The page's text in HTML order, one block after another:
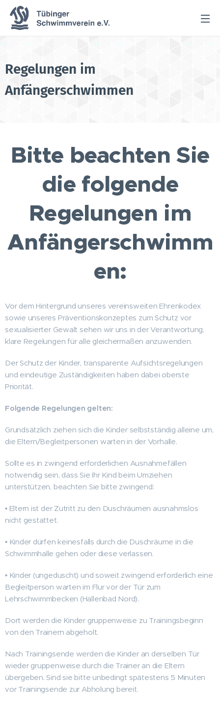
Regelungen im
Anfängerschwimmen
Bitte beachten Sie
die folgende
Regelungen im
Anfängerschwimm
en:
Vor dem Hintergrund unseres vereinsweiten Ehrenkodex
sowie unseres Präventionskonzeptes zum Schutz vor
sexualisierter Gewalt sehen wir uns in der Verantwortung,
klare Regelungen für alle gleichermaßen anzuwenden.
Der Schutz der Kinder, transparente Aufsichtsregelungen
und eindeutige Zuständigkeiten haben dabei oberste
Priorität.
Folgende Regelungen gelten:
Grundsätzlich ziehen sich die Kinder selbstständig alleine um,
die Eltern/Begleitpersonen warten in der Vorhalle.
Sollte es in zwingend erforderlichen Ausnahmefällen
notwendig sein, dass Sie Ihr Kind beim Umziehen
unterstützen, beachten Sie bitte zwingend:
• Eltern ist der Zutritt zu den Duschräumen ausnahmslos
nicht gestattet.
• Kinder dürfen keinesfalls durch die Duschräume in die
Schwimmhalle gehen oder diese verlassen.
• Kinder (ungeduscht) und soweit zwingend erforderlich eine
Begleitperson warten im Flur vor der Tür zum
Lehrschwimmbecken (Hallenbad Nord).
Dort werden die Kinder gruppenweise zu Trainingsbeginn
von den Trainern abgeholt.
Nach Trainingsende werden die Kinder an derselben Tür
wieder gruppenweise durch die Trainer an die Eltern
übergeben. Sind sie bitte unbedingt spätestens 5 Minuten
vor Trainingsende zur Abholung bereit.